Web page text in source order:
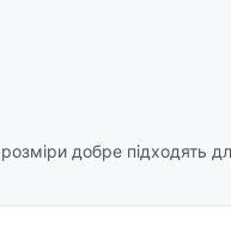
розміри добре підходять